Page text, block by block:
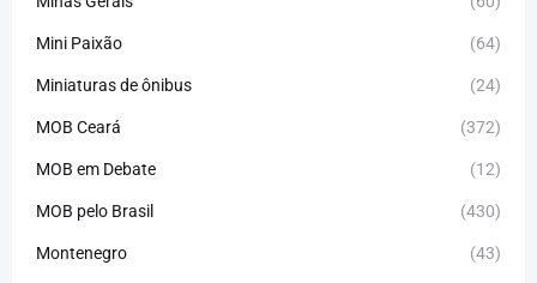
Mini Paixão (64)
Miniaturas de ônibus (24)
MOB Ceará (372)
MOB em Debate (12)
MOB pelo Brasil (430)
Montenegro (43)